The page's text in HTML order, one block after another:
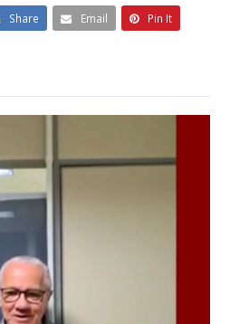
Share Email Pin It